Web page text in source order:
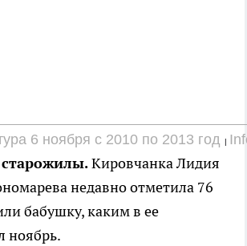
6 ноября с 2010 по 2013 год |
Кировчанка Лидия
недавно отметила 76
бабушку, каким в ее
ноябрь.